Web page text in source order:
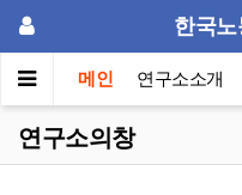
한국
메인 연구소소개
연구소의창